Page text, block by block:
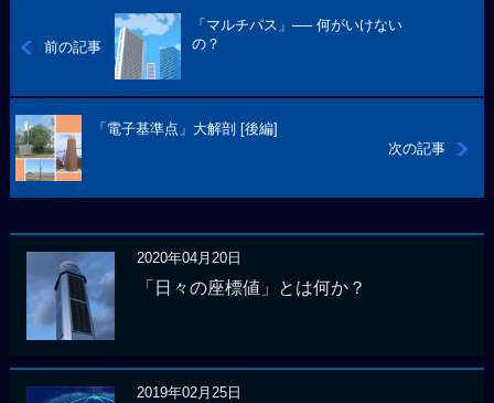
前の記事
「マルチパス」── 何がいけない
の？
次の記事
「電子基準点」大解剖 [後編]
2020年04月20日
「日々の座標値」とは何か？
2019年02月25日